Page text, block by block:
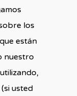
los
están
nuestro
usted